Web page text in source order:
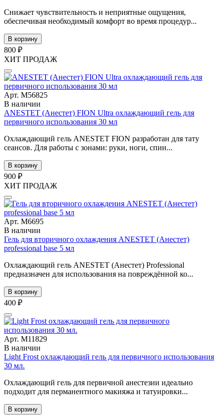
Снижает чувствительность и неприятные ощущения,
обеспечивая необходимый комфорт во время процедур...
В корзину
800 ₽
ХИТ ПРОДАЖ
Арт. М56825
В наличии
ANESTET (Анестет) FION Ultra охлаждающий гель для
первичного использования 30 мл
Охлаждающий гель ANESTET FION разработан для тату
сеансов. Для работы с зонами: руки, ноги, спин...
В корзину
900 ₽
ХИТ ПРОДАЖ
Арт. М6695
В наличии
Гель для вторичного охлаждения ANESTET (Анестет)
professional base 5 мл
Охлаждающий гель ANESTET (Анестет) Professional
предназначен для использования на повреждённой ко...
В корзину
400 ₽
Арт. М11829
В наличии
Light Frost охлаждающий гель для первичного использования
30 мл.
Охлаждающий гель для первичной анестезии идеально
подходит для перманентного макияжа и татуировки...
В корзину